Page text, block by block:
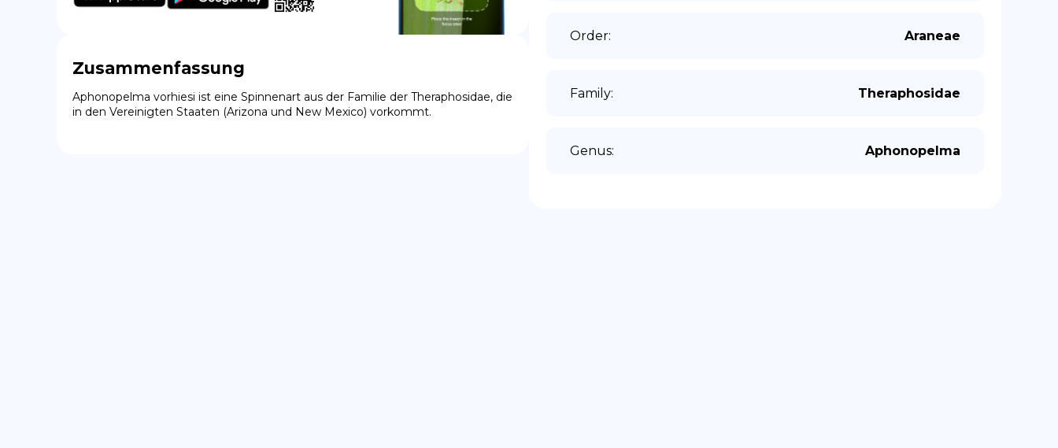
Zusammenfassung
Aphonopelma vorhiesi ist eine Spinnenart aus der Familie der Theraphosidae, die
in den Vereinigten Staaten (Arizona und New Mexico) vorkommt.
Order: Araneae
Family: Theraphosidae
Genus: Aphonopelma